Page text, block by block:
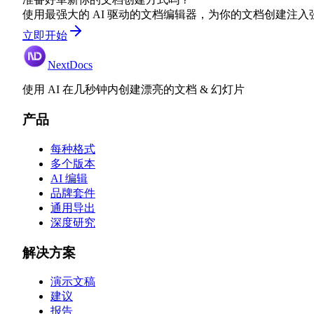
使用最强大的 AI 驱动的文档编辑器，为你的文档创建注入
立即开始
NextDocs
使用 AI 在几秒钟内创建漂亮的文档 & 幻灯片
产品
每种格式
多个版本
AI 编辑
品牌套件
通用导出
深度研究
解决方案
演示文稿
建议
报告